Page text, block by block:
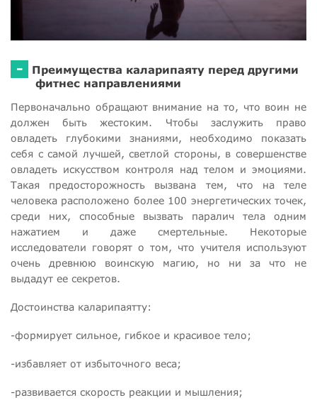
-
Преимущества каларипаяту перед другими
фитнес направлениями
Первоначально обращают внимание на то, что воин не
должен быть жестоким. Чтобы заслужить право
овладеть глубокими знаниями, необходимо показать
себя с самой лучшей, светлой стороны, в совершенстве
овладеть искусством контроля над телом и эмоциями.
Такая предосторожность вызвана тем, что на теле
человека расположено более 100 энергетических точек,
среди них, способные вызвать паралич тела одним
нажатием и даже смертельные. Некоторые
исследователи говорят о том, что учителя используют
очень древнюю воинскую магию, но ни за что не
выдадут ее секретов.
Достоинства каларипаятту:
-формирует сильное, гибкое и красивое тело;
-избавляет от избыточного веса;
-развивается скорость реакции и мышления;